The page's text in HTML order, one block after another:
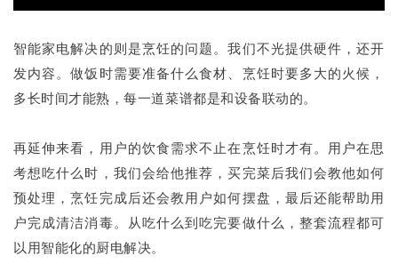
智能家电解决的则是烹饪的问题。我们不光提供硬件，还开
发内容。做饭时需要准备什么食材、烹饪时要多大的火候，
多长时间才能熟，每一道菜谱都是和设备联动的。
再延伸来看，用户的饮食需求不止在烹饪时才有。用户在思
考想吃什么时，我们会给他推荐，买完菜后我们会教他如何
预处理，烹饪完成后还会教用户如何摆盘，最后还能帮助用
户完成清洁消毒。从吃什么到吃完要做什么，整套流程都可
以用智能化的厨电解决。